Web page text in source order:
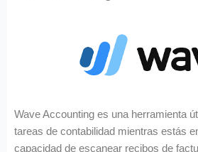
Wave Accounting es una herramienta
tareas de contabilidad mientras estás
capacidad de escanear recibos de